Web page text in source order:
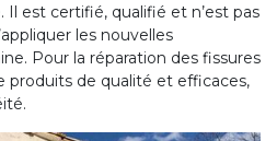
Il est certifié, qualifié et n’est pas
les nouvelles
Pour la réparation des fissures
produits de qualité et efficaces,